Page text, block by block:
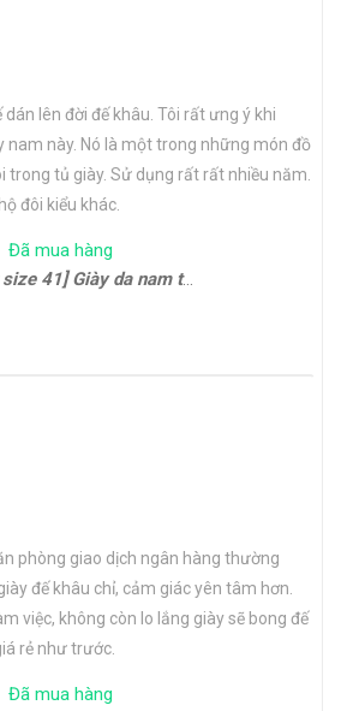
dán lên đời đế khâu. Tôi rất ưng ý khi
nam này. Nó là một trong những món đồ
trong tủ giày. Sử dụng rất rất nhiều năm.
đôi kiểu khác.
Đã mua hàng
Giày da nam trẻ trung Derby CDB0170G
phòng giao dịch ngân hàng thường
đế khâu chỉ, cảm giác yên tâm hơn.
việc, không còn lo lắng giày sẽ bong đế
rẻ như trước.
Đã mua hàng